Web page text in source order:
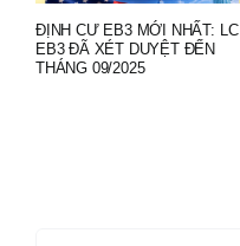
ĐỊNH CƯ EB3 MỚI NHẤT: LC
EB3 ĐÃ XÉT DUYỆT ĐẾN
THÁNG 09/2025